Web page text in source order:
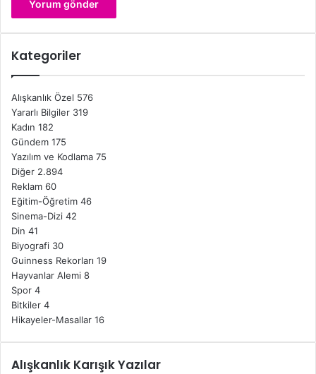
Kategoriler
Alışkanlık Özel 576
Yararlı Bilgiler 319
Kadın 182
Gündem 175
Yazılım ve Kodlama 75
Diğer 2.894
Reklam 60
Eğitim-Öğretim 46
Sinema-Dizi 42
Din 41
Biyografi 30
Guinness Rekorları 19
Hayvanlar Alemi 8
Spor 4
Bitkiler 4
Hikayeler-Masallar 16
Alışkanlık Karışık Yazılar